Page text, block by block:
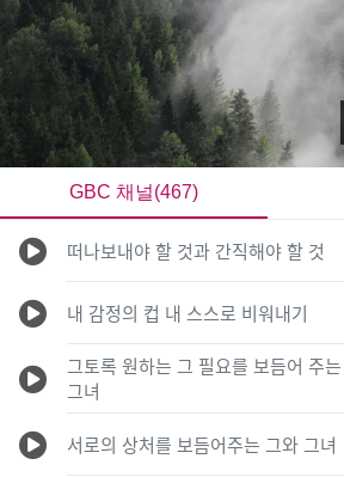
GBC 채널(467)
떠나보내야 할 것과 간직해야 할 것
내 감정의 컵 내 스스로 비워내기
그토록 원하는 그 필요를 보듬어
그녀
서로의 상처를 보듬어주는 그와 그녀